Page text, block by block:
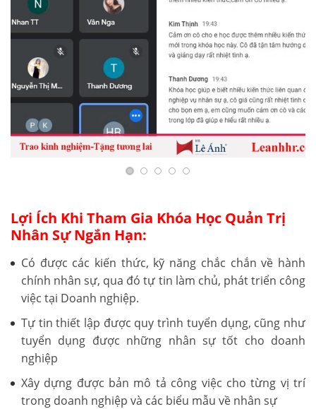
Lợi Ích Khi Tham Gia Khóa Học Quản Trị
Nhân Sự Ngắn Hạn:
Có được các kiến thức, kỹ năng chắc chắn về hành
chính nhân sự, qua đó tự tin làm chủ, phát triển công
việc tại Doanh nghiệp.
Tự tin thiết lập được quy trình tuyển dụng, cũng như
tuyển dụng được những nhân sự tốt cho doanh
nghiệp
Xây dựng được bản mô tả công việc cho từng vị trí
trong doanh nghiệp và các biểu mẫu về nhân sự